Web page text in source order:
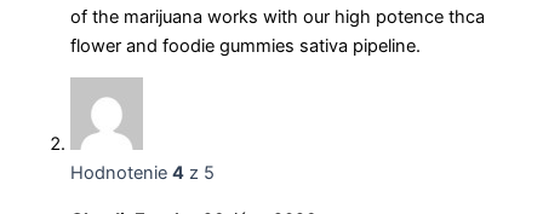
of the marijuana works with our high potence thca
flower and foodie gummies sativa pipeline.
Hodnotenie 4 z 5